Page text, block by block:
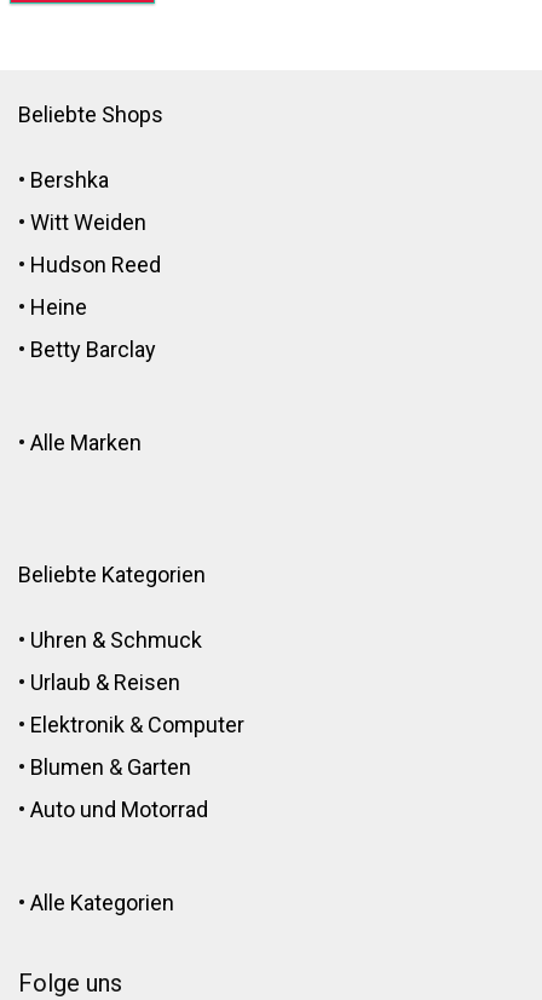
Beliebte Shops
• Bershka
• Witt Weiden
• Hudson Reed
• Heine
• Betty Barclay
• Alle Marken
Beliebte Kategorien
• Uhren & Schmuck
• Urlaub & Reisen
• Elektronik & Computer
• Blumen & Garten
• Auto und Motorrad
• Alle Kategorien
Folge uns